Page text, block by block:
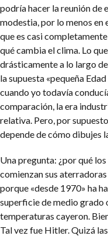
podría hacer la reunión de
modestia, por lo menos en
que es casi
qué cambia el clima. Lo
drásticamente a lo largo
la supuesta «pequeña
cuando yo todavía
comparación, la era
relativa. Pero, por
depende de cómo dibujes
Una pregunta: ¿por qué
comienzan sus
porque «desde 1970» ha
superficie de medio grado
temperaturas cayeron.
Tal vez fue Hitler. Quizá